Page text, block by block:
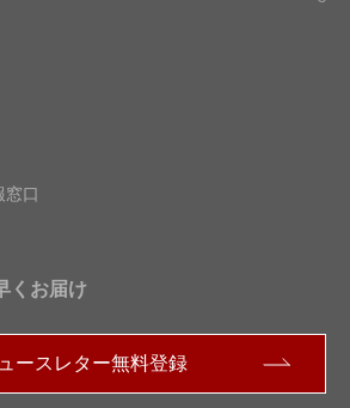
窓口
くお届け
ースレター無料登録